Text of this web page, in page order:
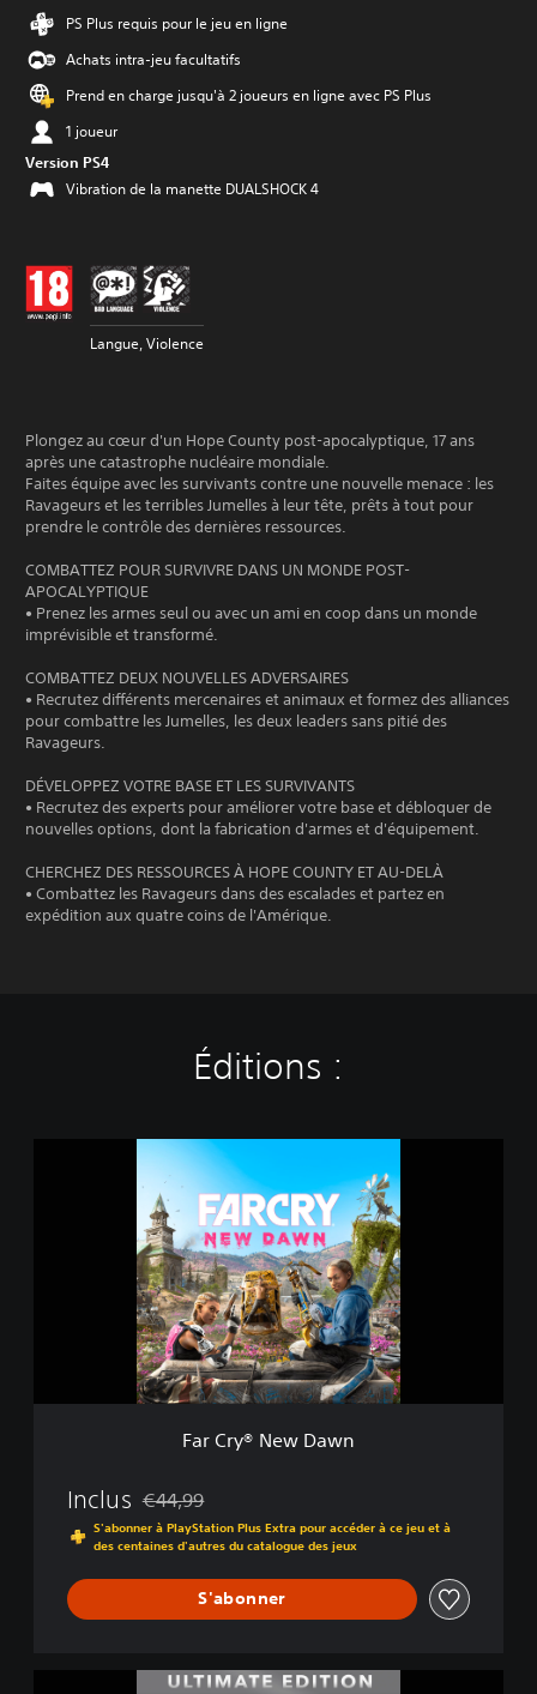
PS Plus requis pour le jeu en ligne
Achats intra-jeu facultatifs
Prend en charge jusqu'à 2 joueurs en ligne avec PS Plus
1 joueur
Version PS4
Vibration de la manette DUALSHOCK 4
Langue, Violence
Plongez au cœur d'un Hope County post-apocalyptique, 17 ans
après une catastrophe nucléaire mondiale.
Faites équipe avec les survivants contre une nouvelle menace : les
Ravageurs et les terribles Jumelles à leur tête, prêts à tout pour
prendre le contrôle des dernières ressources.
COMBATTEZ POUR SURVIVRE DANS UN MONDE POST-
APOCALYPTIQUE
• Prenez les armes seul ou avec un ami en coop dans un monde
imprévisible et transformé.
COMBATTEZ DEUX NOUVELLES ADVERSAIRES
• Recrutez différents mercenaires et animaux et formez des alliances
pour combattre les Jumelles, les deux leaders sans pitié des
Ravageurs.
DÉVELOPPEZ VOTRE BASE ET LES SURVIVANTS
• Recrutez des experts pour améliorer votre base et débloquer de
nouvelles options, dont la fabrication d'armes et d'équipement.
CHERCHEZ DES RESSOURCES À HOPE COUNTY ET AU-DELÀ
• Combattez les Ravageurs dans des escalades et partez en
expédition aux quatre coins de l'Amérique.
Éditions :
a
Far Cry® New Dawn
Inclus Remise par rapport au prix d'origine de €44,99
€44,99
S'abonner à PlayStation Plus Extra pour accéder à ce jeu et à
des centaines d'autres du catalogue des jeux
S'abonner